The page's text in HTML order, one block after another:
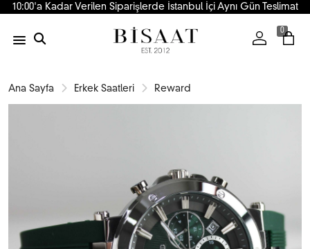
10:00'a Kadar Verilen Siparişlerde İstanbul İçi Aynı Gün Teslimat
0
Ana Sayfa Erkek Saatleri Reward